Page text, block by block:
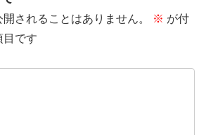
されることはありません。 ※ が付
目です